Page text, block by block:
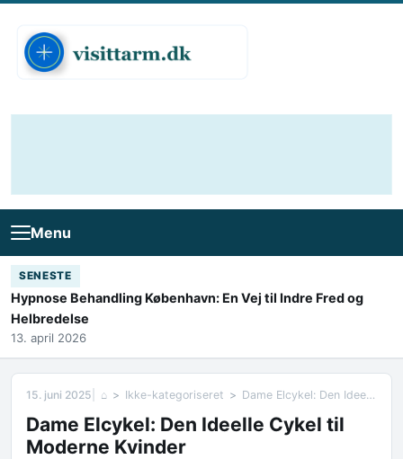
Menu
SENESTE
Hypnose Behandling København: En Vej til Indre Fred og
Helbredelse
13. april 2026
15. juni 2025 ⌂ Ikke-kategoriseret Dame Elcykel: Den Ideelle Cykel til Moderne Kvinder
Dame Elcykel: Den Ideelle Cykel til
Moderne Kvinder